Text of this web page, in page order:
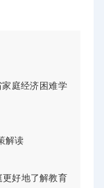
庭经济困难学
解读
好地了解教育